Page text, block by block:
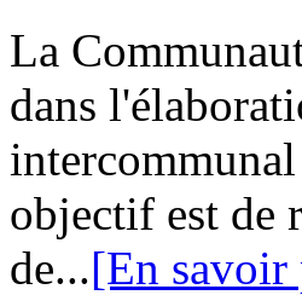
La
dans
objectif est de
de...[En savoir